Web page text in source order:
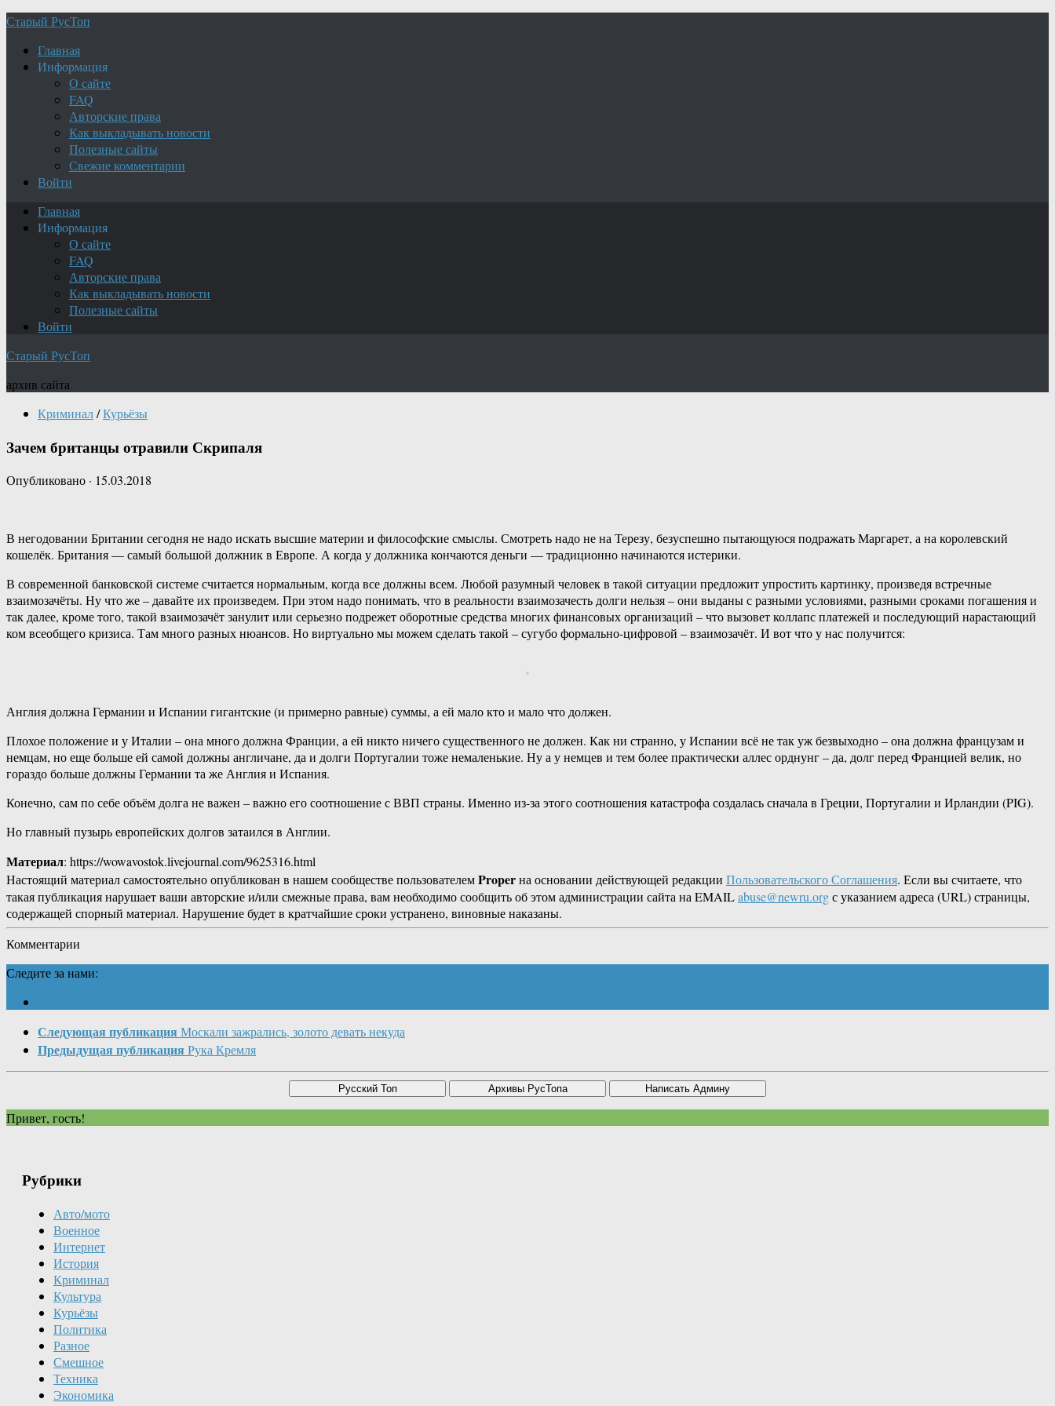
Старый РусТоп
Главная
Информация
О сайте
FAQ
Авторские права
Как выкладывать новости
Полезные сайты
Свежие комментарии
Войти
Главная
Информация
О сайте
FAQ
Авторские права
Как выкладывать новости
Полезные сайты
Войти
Старый РусТоп
архив сайта
Криминал/Курьёзы
Зачем британцы отравили Скрипаля
Опубликовано · 15.03.2018
В негодовании Британии сегодня не надо искать высшие материи и философские смыслы. Смотреть надо не на Терезу, безуспешно пытающуюся подражать Маргарет, а на королевский
кошелёк. Британия — самый большой должник в Европе. А когда у должника кончаются деньги — традиционно начинаются истерики.
В современной банковской системе считается нормальным, когда все должны всем. Любой разумный человек в такой ситуации предложит упростить картинку, произведя встречные
взаимозачёты. Ну что же – давайте их произведем. При этом надо понимать, что в реальности взаимозачесть долги нельзя – они выданы с разными условиями, разными сроками погашения и
так далее, кроме того, такой взаимозачёт занулит или серьезно подрежет оборотные средства многих финансовых организаций – что вызовет коллапс платежей и последующий нарастающий
ком всеобщего кризиса. Там много разных нюансов. Но виртуально мы можем сделать такой – сугубо формально-цифровой – взаимозачёт. И вот что у нас получится:
Англия должна Германии и Испании гигантские (и примерно равные) суммы, а ей мало кто и мало что должен.
Плохое положение и у Италии – она много должна Франции, а ей никто ничего существенного не должен. Как ни странно, у Испании всё не так уж безвыходно – она должна французам и
немцам, но еще больше ей самой должны англичане, да и долги Португалии тоже немаленькие. Ну а у немцев и тем более практически аллес орднунг – да, долг перед Францией велик, но
гораздо больше должны Германии та же Англия и Испания.
Конечно, сам по себе объём долга не важен – важно его соотношение с ВВП страны. Именно из-за этого соотношения катастрофа создалась сначала в Греции, Португалии и Ирландии (PIG).
Но главный пузырь европейских долгов затаился в Англии.
Материал: https://wowavostok.livejournal.com/9625316.html
Настоящий материал самостоятельно опубликован в нашем сообществе пользователемProperна основании действующей редакции Пользовательского Соглашения. Если вы считаете, что
такая публикация нарушает ваши авторские и/или смежные права, вам необходимо сообщить об этом администрации сайта на EMAILabuse@newru.orgс указанием адреса (URL) страницы,
содержащей спорный материал. Нарушение будет в кратчайшие сроки устранено, виновные наказаны.
Комментарии
Следите за нами:
Следующая публикация Москали зажрались, золото девать некуда
Предыдущая публикация Рука Кремля
Привет, гость!
Рубрики
Авто/мото
Военное
Интернет
История
Криминал
Культура
Курьёзы
Политика
Разное
Смешное
Техника
Экономика